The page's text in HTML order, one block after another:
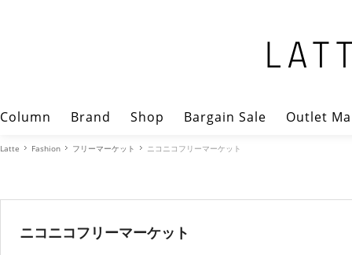
Column Brand Shop Bargain Sale Outlet
Latte Fashion フリーマーケット ニコニコフリーマーケット
ニコニコフリーマーケット